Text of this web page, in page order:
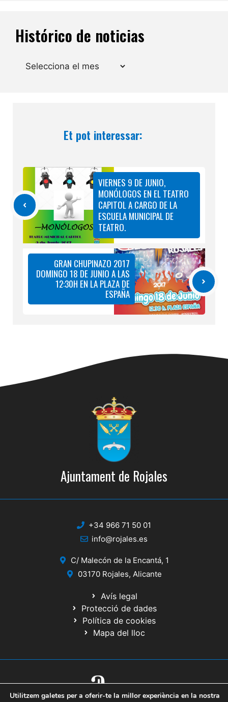
Histórico de noticias
Arxius
Et pot interessar:
VIERNES 9 DE JUNIO,
MONÓLOGOS EN EL TEATRO
CAPITOL A CARGO DE LA
ESCUELA MUNICIPAL DE
TEATRO.
GRAN CHUPINAZO 2017
DOMINGO 18 DE JUNIO A LAS
12:30H EN LA PLAZA DE
ESPAÑA
Ajuntament de Rojales
+34 966 71 50 01
info@rojales.es
C/ Malecón de la Encantá, 1
03170 Rojales, Alicante
Avís legal
Protecció de dades
Política de cookies
Mapa del lloc
Utilitzem galetes per a oferir-te la millor experiència en la nostra